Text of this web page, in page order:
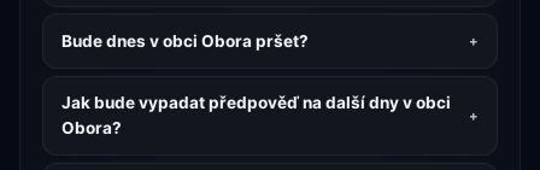
Bude dnes v obci Obora pršet?
Jak bude vypadat předpověď na další dny v obci
Obora?